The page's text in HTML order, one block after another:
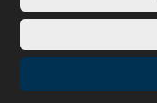
Mapa stránek |